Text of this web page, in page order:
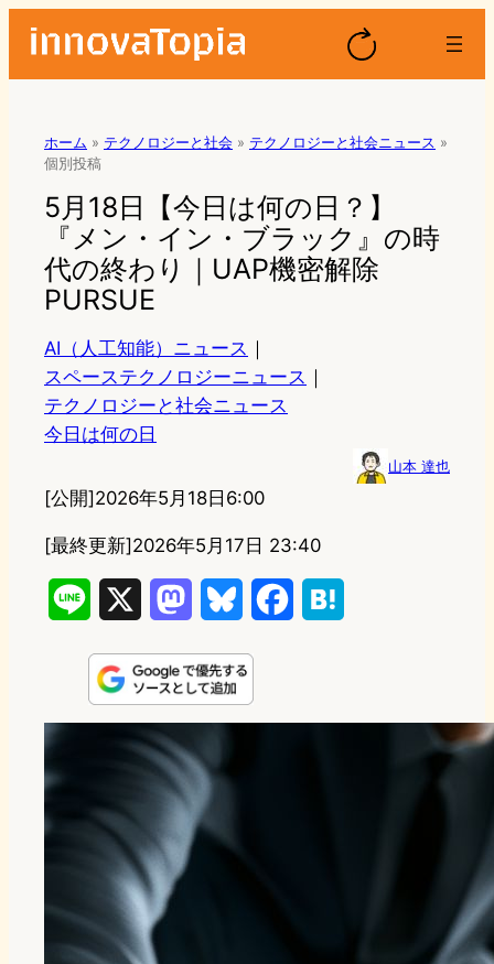
ホーム » テクノロジーと社会 » テクノロジーと社会ニュース »
個別投稿
5月18日【今日は何の日？】
『メン・イン・ブラック』の時
代の終わり｜UAP機密解除
PURSUE
AI（人工知能）ニュース ｜
スペーステクノロジーニュース ｜
テクノロジーと社会ニュース
今日は何の日
山本 達也
[公開]2026年5月18日6:00
[最終更新]2026年5月17日 23:40
n
e
s
t
o
d
o
u
e
e
e